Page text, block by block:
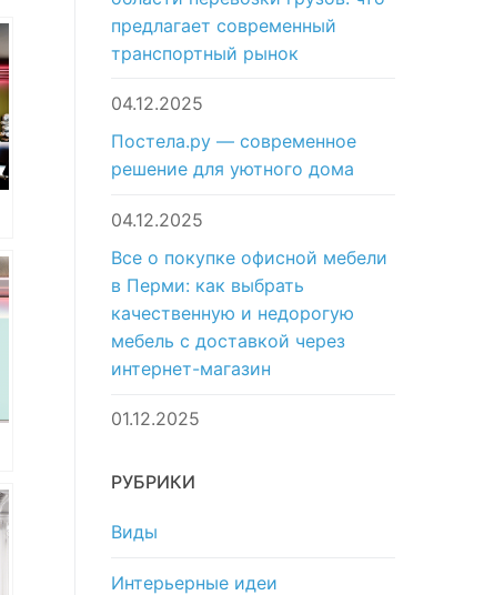
предлагает современный
транспортный рынок
04.12.2025
Постела.ру — современное
решение для уютного дома
04.12.2025
Все о покупке офисной мебели
в Перми: как выбрать
качественную и недорогую
мебель с доставкой через
интернет-магазин
01.12.2025
РУБРИКИ
Виды
Интерьерные идеи